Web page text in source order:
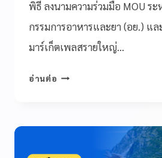
พิธี ลงนามความร่วมมือ MOU ร
กรรมการอาหารและยา (อย.) แ
มาร์เก็ตเพลสรายใหญ่…
อ่านต่อ